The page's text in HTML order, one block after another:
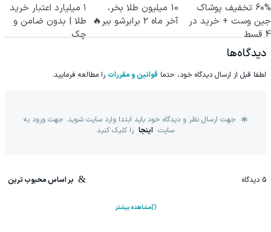
60% تخفیف پوشاک
جین وست + خرید در
4 قسط
10 میلیون طلا بخر،
آخر ماه 2 برابرشو ببر🔥
۱ میلیارد اعتبار خرید
طلا | بدون ضامن و
چک
دیدگاه‌ها
لطفا قبل از ارسال دیدگاه خود، حتما قوانین و مقررات را مطالعه فرمایید.
جهت ارسال نظر و دیدگاه خود باید ابتدا وارد سایت شوید. جهت ورود به
سایت اینجا را کلیک کنید
5 دیدگاه بر اساس محبوب ترین
مشاهده بیشتر